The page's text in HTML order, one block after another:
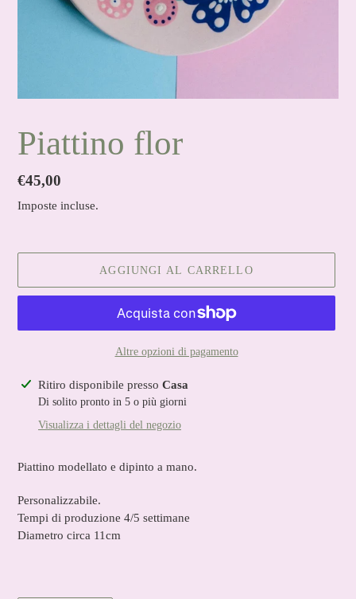
Piattino flor
Prezzo
di
€45,00
Imposte incluse.
AGGIUNGI AL CARRELLO
Altre opzioni di pagamento
Inserimento
prodotto
Ritiro disponibile presso Casa
Di solito pronto in 5 o più giorni
Visualizza i dettagli del negozio
Piattino modellato e dipinto a mano.
Personalizzabile.
Tempi di produzione 4/5 settimane
Diametro circa 11cm